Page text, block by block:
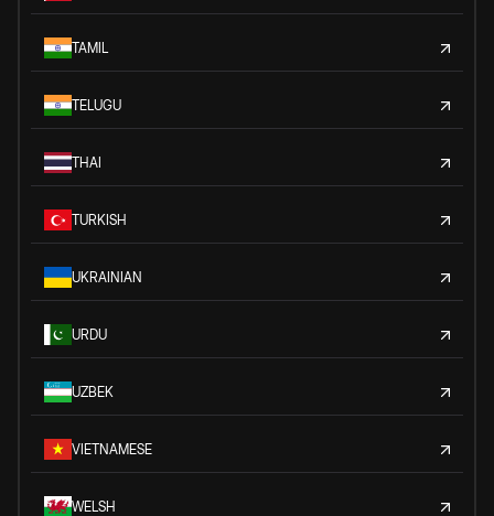
TAMIL
TELUGU
THAI
TURKISH
UKRAINIAN
URDU
UZBEK
VIETNAMESE
WELSH